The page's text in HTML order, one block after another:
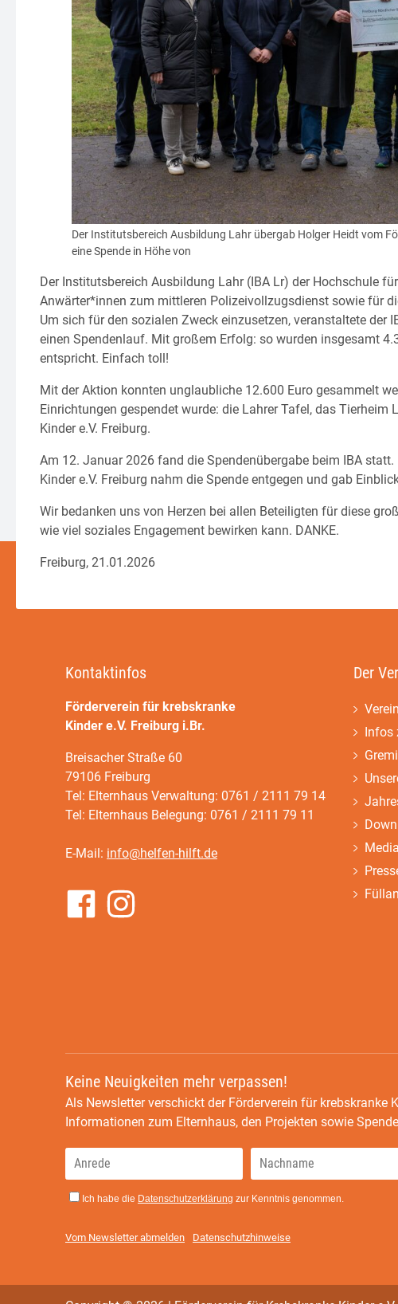
Der Institutsbereich Ausbildung Lahr übergab Holger Heidt vom
eine Spende in Höhe von
Der Institutsbereich Ausbildung Lahr (IBA Lr) der Hochschule
Anwärter*innen zum mittleren Polizeivollzugsdienst sowie für
Um sich für den sozialen Zweck einzusetzen, veranstaltete der
einen Spendenlauf. Mit großem Erfolg: so wurden insgesamt
entspricht. Einfach toll!
Mit der Aktion konnten unglaubliche 12.600 Euro gesammelt
Einrichtungen gespendet wurde: die Lahrer Tafel, das Tierheim
Kinder e.V. Freiburg.
Am 12. Januar 2026 fand die Spendenübergabe beim IBA
Kinder e.V. Freiburg nahm die Spende entgegen und gab
Wir bedanken uns von Herzen bei allen Beteiligten für diese
wie viel soziales Engagement bewirken kann. DANKE.
Freiburg, 21.01.2026
Kontaktinfos
Förderverein für krebskranke
Kinder e.V. Freiburg i.Br.
Breisacher Straße 60
79106 Freiburg
Tel: Elternhaus Verwaltung: 0761 / 2111 79 14
Tel: Elternhaus Belegung: 0761 / 2111 79 11
E-Mail: info@helfen-hilft.de
Der
Infos
Keine Neuigkeiten mehr verpassen!
Als Newsletter verschickt der Förderverein für krebskranke
Informationen zum Elternhaus, den Projekten sowie
Ich habe die Datenschutzerklärung zur Kenntnis genommen.
Vom Newsletter abmelden Datenschutzhinweise